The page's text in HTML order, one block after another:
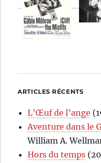
ARTICLES RÉCENTS
L’Œuf de l’ange
Aventure dans le
William A.
Hors du temps